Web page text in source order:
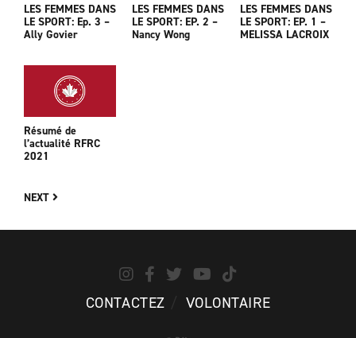
LES FEMMES DANS
LE SPORT: Ep. 3 –
Ally Govier
LES FEMMES DANS
LE SPORT: EP. 2 –
Nancy Wong
LES FEMMES DANS
LE SPORT: EP. 1 –
MELISSA LACROIX
Résumé de
l’actualité RFRC
2021
NEXT
CONTACTEZ VOLONTAIRE